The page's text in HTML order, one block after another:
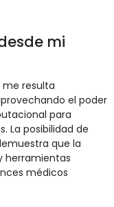
mi
resulta
el poder
para
La posibilidad de
que la
herramientas
médicos